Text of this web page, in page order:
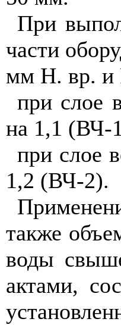
При
части
мм Н. вр. и
при слое
на 1,1 (ВЧ-
при слое
1,2 (ВЧ-2).
также
воды
актами,